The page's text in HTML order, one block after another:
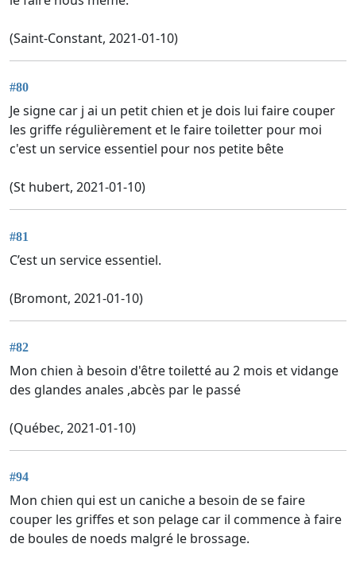
(Saint-Constant, 2021-01-10)
#80
Je signe car j ai un petit chien et je dois lui faire couper
les griffe régulièrement et le faire toiletter pour moi
c'est un service essentiel pour nos petite bête
(St hubert, 2021-01-10)
#81
C’est un service essentiel.
(Bromont, 2021-01-10)
#82
Mon chien à besoin d'être toiletté au 2 mois et vidange
des glandes anales ,abcès par le passé
(Québec, 2021-01-10)
#94
Mon chien qui est un caniche a besoin de se faire
couper les griffes et son pelage car il commence à faire
de boules de noeds malgré le brossage.